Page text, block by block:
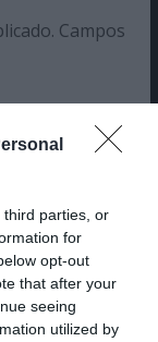
third parties, or
for
opt-out
that after your
seeing
utilized by
Campos